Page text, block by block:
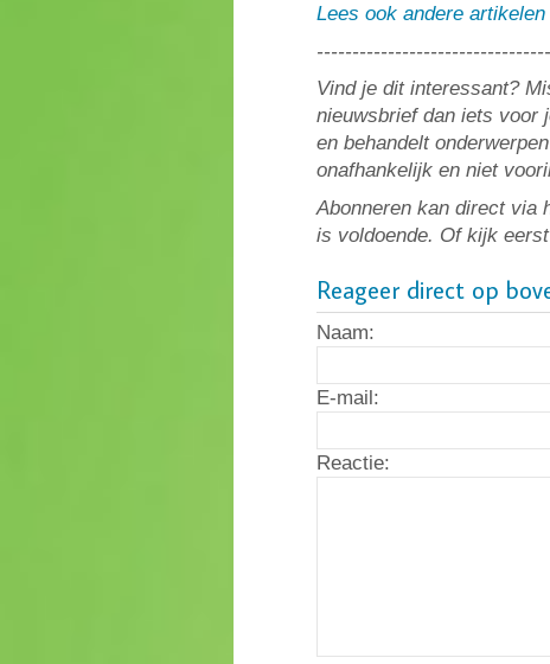
Lees ook andere
Vind je dit interessant?
nieuwsbrief dan iets voor
en behandelt
onafhankelijk en niet
Abonneren kan direct via
is voldoende. Of kijk
Reageer direct op
Naam:
E-mail:
Reactie: